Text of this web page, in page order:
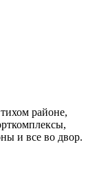
районе,
и все во двор.